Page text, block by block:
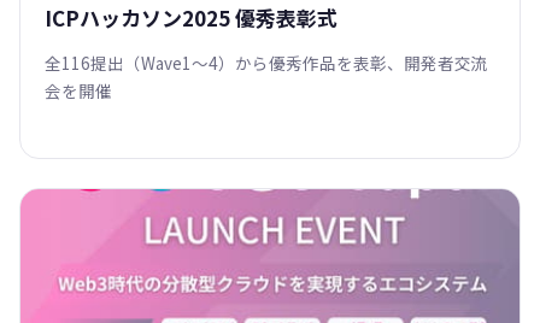
ICPハッカソン2025 優秀表彰式
全116提出（Wave1〜4）から優秀作品を表彰、開発者交流
会を開催